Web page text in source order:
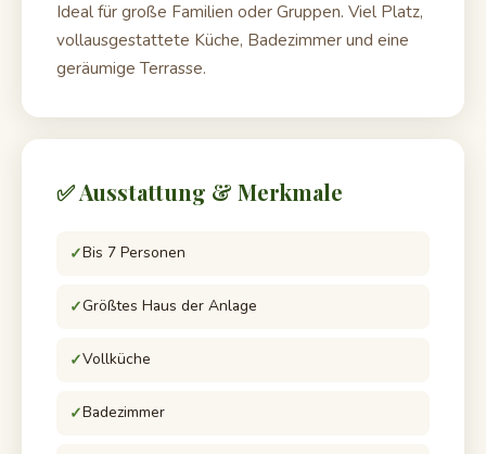
Ideal für große Familien oder Gruppen. Viel Platz,
vollausgestattete Küche, Badezimmer und eine
geräumige Terrasse.
✅ Ausstattung & Merkmale
Bis 7 Personen
Größtes Haus der Anlage
Vollküche
Badezimmer